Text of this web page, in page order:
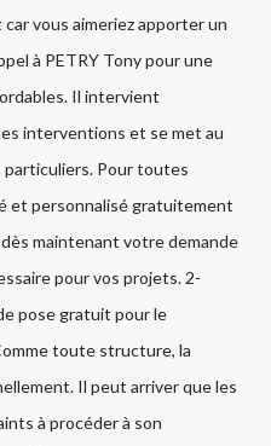
vous aimeriez apporter un
à PETRY Tony pour une
Il intervient
interventions et se met au
Pour toutes
et personnalisé gratuitement
maintenant votre demande
pour vos projets. 2-
pose gratuit pour le
toute structure, la
Il peut arriver que les
à procéder à son